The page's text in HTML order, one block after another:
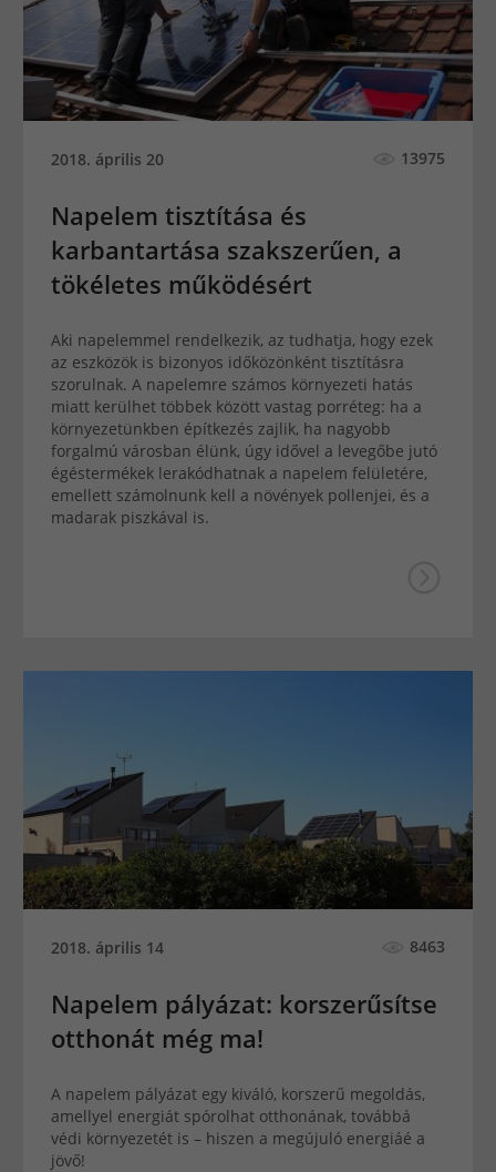
2018. április 20 13975
Napelem tisztítása és
karbantartása szakszerűen, a
tökéletes működésért
Aki napelemmel rendelkezik, az tudhatja, hogy ezek
az eszközök is bizonyos időközönként tisztításra
szorulnak. A napelemre számos környezeti hatás
miatt kerülhet többek között vastag porréteg: ha a
környezetünkben építkezés zajlik, ha nagyobb
forgalmú városban élünk, úgy idővel a levegőbe jutó
égéstermékek lerakódhatnak a napelem felületére,
emellett számolnunk kell a növények pollenjei, és a
madarak piszkával is.
2018. április 14 8463
Napelem pályázat: korszerűsítse
otthonát még ma!
A napelem pályázat egy kiváló, korszerű megoldás,
amellyel energiát spórolhat otthonának, továbbá
védi környezetét is – hiszen a megújuló energiáé a
jövő!